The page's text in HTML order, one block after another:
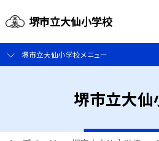
堺市立大仙小学校
堺市立大仙小学校メニュー
堺市立大仙